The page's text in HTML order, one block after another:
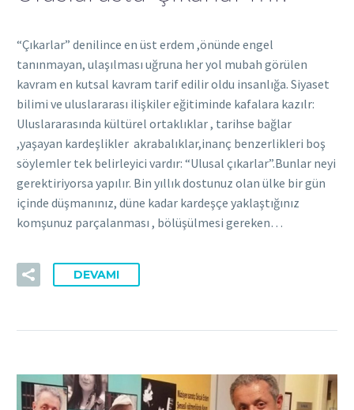
“Çıkarlar” denilince en üst erdem ,önünde engel
tanınmayan, ulaşılması uğruna her yol mubah görülen
kavram en kutsal kavram tarif edilir oldu insanlığa. Siyaset
bilimi ve uluslararası ilişkiler eğitiminde kafalara kazılr:
Uluslararasında kültürel ortaklıklar , tarihse bağlar
,yaşayan kardeşlikler akrabalıklar,inanç benzerlikleri boş
söylemler tek belirleyici vardır: “Ulusal çıkarlar”.Bunlar neyi
gerektiriyorsa yapılır. Bin yıllık dostunuz olan ülke bir gün
içinde düşmanınız, düne kadar kardeşçe yaklaştığınız
komşunuz parçalanması , bölüşülmesi gereken…
DEVAMI